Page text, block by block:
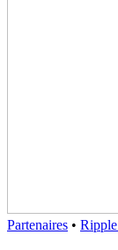
Partenaires •